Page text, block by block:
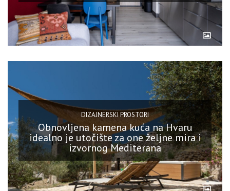
DIZAJNERSKI PROSTORI
Obnovljena kamena kuća na Hvaru
idealno je utočište za one željne mira i
izvornog Mediterana